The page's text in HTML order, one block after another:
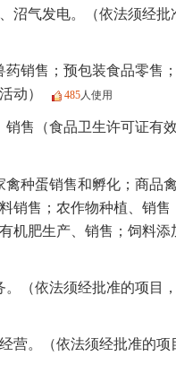
沼气发电。（依法须经
销售；预包装食品零售
动）
485 人使用
售（食品卫生许可证有
种蛋销售和孵化；商品
销售；农作物种植、销
机肥生产、销售；饲料
（依法须经批准的项目
营。（依法须经批准的